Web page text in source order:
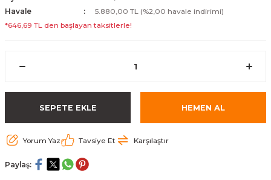
Havale
5.880,00 TL (%2,00 havale indirimi)
*646,69 TL den başlayan taksitlerle!
SEPETE EKLE HEMEN AL
Yorum Yaz Tavsiye Et Karşılaştır
Paylaş: